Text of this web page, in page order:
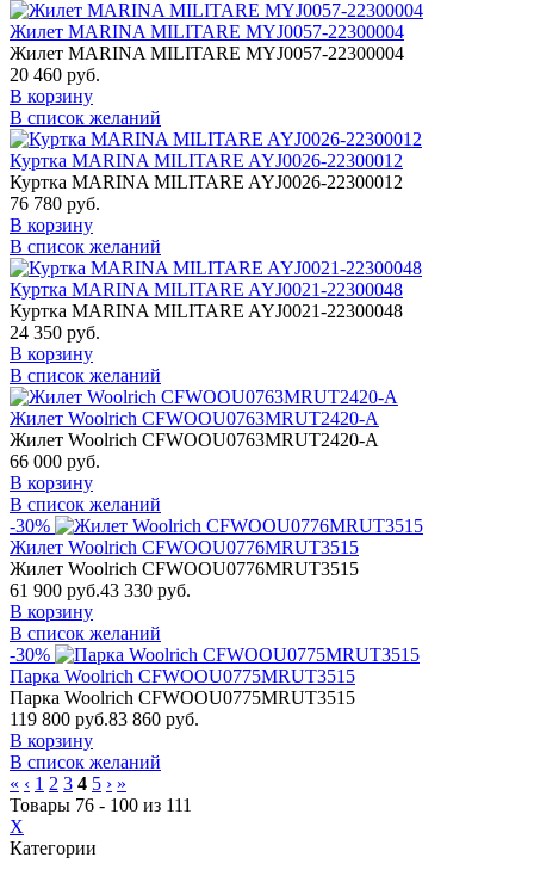
Жилет MARINA MILITARE MYJ0057-22300004
Жилет MARINA MILITARE MYJ0057-22300004
20 460 руб.
В корзину
В список желаний
Куртка MARINA MILITARE AYJ0026-22300012
Куртка MARINA MILITARE AYJ0026-22300012
76 780 руб.
В корзину
В список желаний
Куртка MARINA MILITARE AYJ0021-22300048
Куртка MARINA MILITARE AYJ0021-22300048
24 350 руб.
В корзину
В список желаний
Жилет Woolrich CFWOOU0763MRUT2420-A
Жилет Woolrich CFWOOU0763MRUT2420-A
66 000 руб.
В корзину
В список желаний
-30%
Жилет Woolrich CFWOOU0776MRUT3515
Жилет Woolrich CFWOOU0776MRUT3515
61 900 руб.43 330 руб.
В корзину
В список желаний
-30%
Парка Woolrich CFWOOU0775MRUT3515
Парка Woolrich CFWOOU0775MRUT3515
119 800 руб.83 860 руб.
В корзину
В список желаний
« ‹ 1 2 3 4 5 › »
Товары 76 - 100 из 111
X
Категории